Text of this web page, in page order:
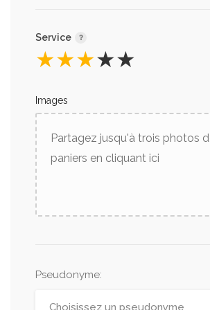
Service
★
★
★
★
★
Images
Partagez jusqu'à trois photos
paniers en cliquant ici
Pseudonyme: